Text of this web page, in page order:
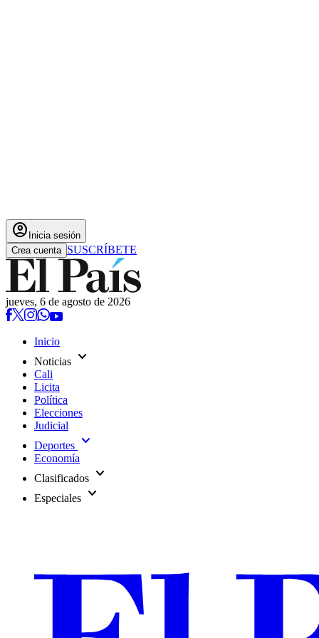
account_circle Inicia sesión
Crea cuenta SUSCRÍBETE
jueves, 6 de agosto de 2026
Inicio
Noticias expand_more
Cali
Licita
Política
Elecciones
Judicial
Deportes expand_more
Economía
Clasificados expand_more
Especiales expand_more